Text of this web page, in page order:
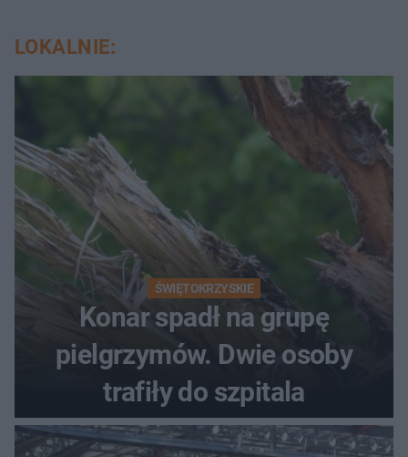
LOKALNIE:
ŚWIĘTOKRZYSKIE
Konar spadł na grupę
pielgrzymów. Dwie osoby
trafiły do szpitala